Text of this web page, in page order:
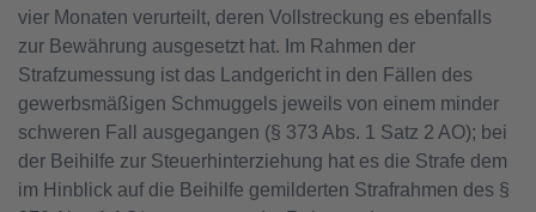
vier Monaten verurteilt, deren Vollstreckung es ebenfalls
zur Bewährung ausgesetzt hat. Im Rahmen der
Strafzumessung ist das Landgericht in den Fällen des
gewerbsmäßigen Schmuggels jeweils von einem minder
schweren Fall ausgegangen (§ 373 Abs. 1 Satz 2 AO); bei
der Beihilfe zur Steuerhinterziehung hat es die Strafe dem
im Hinblick auf die Beihilfe gemilderten Strafrahmen des §